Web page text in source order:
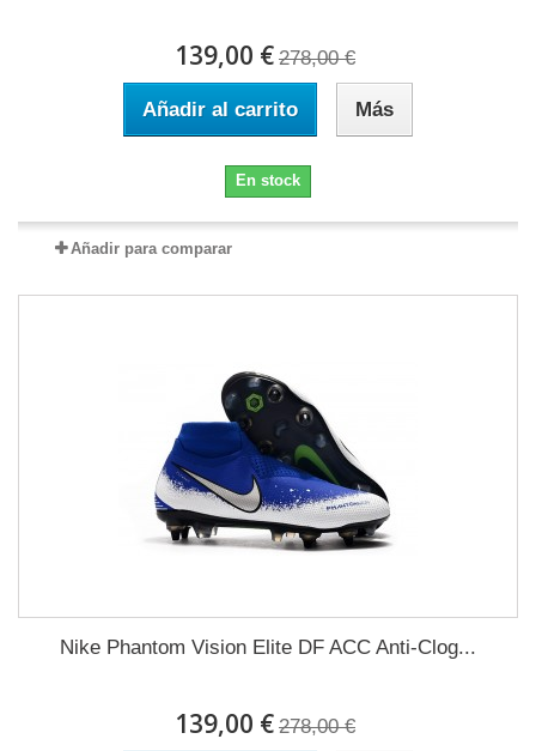
139,00 € 278,00 €
Añadir al carrito Más
En stock
Añadir para comparar
Nike Phantom Vision Elite DF ACC Anti-Clog...
139,00 € 278,00 €